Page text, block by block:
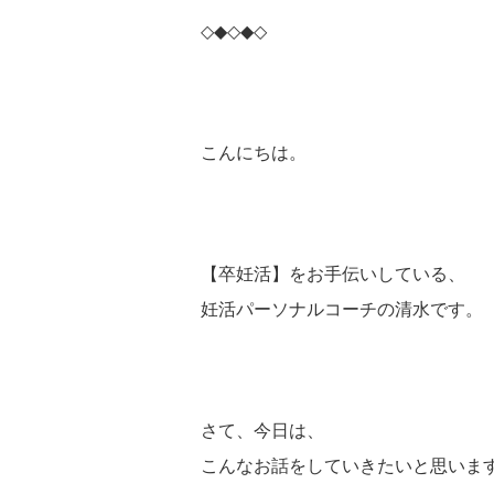
◇◆◇◆◇
こんにちは。
【卒妊活】をお手伝いしている、
妊活パーソナルコーチの清水です。
さて、今日は、
こんなお話をしていきたいと思いま